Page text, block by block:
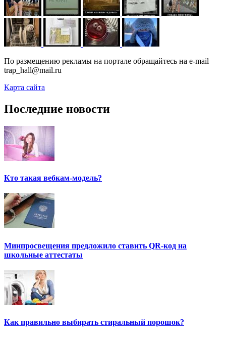
По размещению рекламы на портале обращайтесь на e-mail
trap_hall@mail.ru
Карта сайта
Последние новости
Кто такая вебкам-модель?
Минпросвещения предложило ставить QR-код на
школьные аттестаты
Как правильно выбирать стиральный порошок?